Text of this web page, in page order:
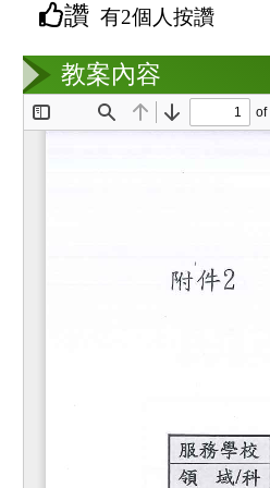
教案互動
讚 有2個人按讚
教案內容